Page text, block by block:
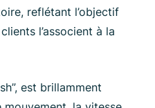
reflétant l’objectif
l’associent à la
est brillamment